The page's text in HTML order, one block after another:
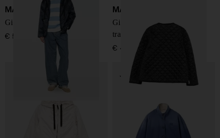
MAX MARA THE CUBE
Giacca blouson in nylon
€ 545,00
MAX MARA THE CUBE
Giacca blouson in nylon
trapuntato
€ 485,00